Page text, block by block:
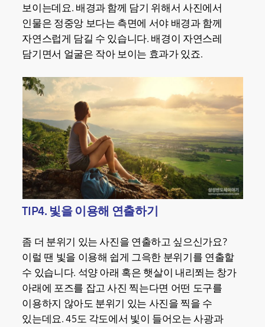
보이는데요. 배경과 함께 담기 위해서 사진에서
인물은 정중앙 보다는 측면에 서야 배경과 함께
자연스럽게 담길 수 있습니다. 배경이 자연스레
담기면서 얼굴은 작아 보이는 효과가 있죠.
TIP4. 빛을 이용해 연출하기
좀 더 분위기 있는 사진을 연출하고 싶으신가요?
이럴 땐 빛을 이용해 쉽게 그윽한 분위기를 연출할
수 있습니다. 석양 아래 혹은 햇살이 내리쬐는 창가
아래에 포즈를 잡고 사진 찍는다면 어떤 도구를
이용하지 않아도 분위기 있는 사진을 찍을 수
있는데요. 45도 각도에서 빛이 들어오는 사광과